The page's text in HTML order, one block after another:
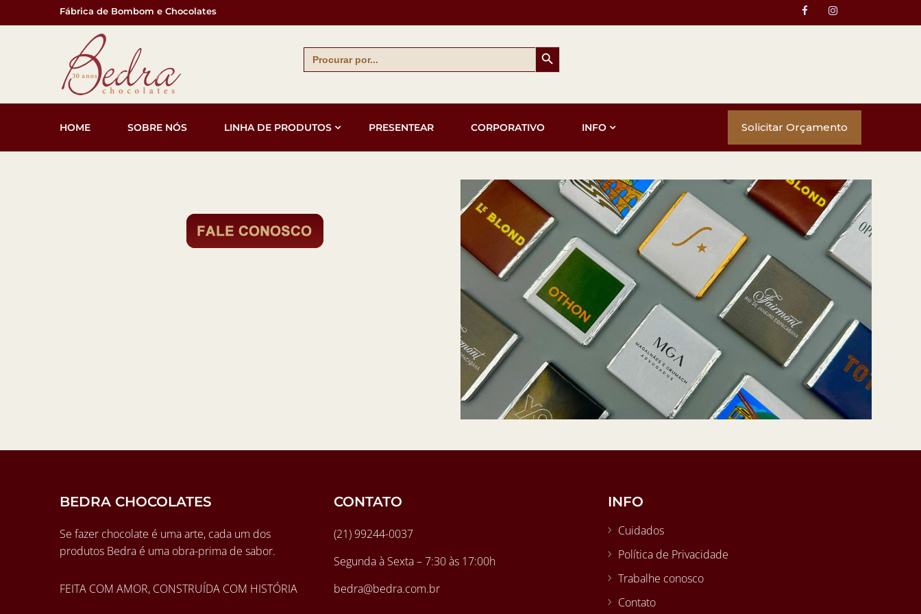
Fábrica de Bombom e Chocolates
Search
for:
Search Button
HOME SOBRE NÓS LINHA DE PRODUTOS PRESENTEAR CORPORATIVO INFO Solicitar Orçamento
BEDRA CHOCOLATES
Se fazer chocolate é uma arte, cada um dos
produtos Bedra é uma obra-prima de sabor.
FEITA COM AMOR, CONSTRUÍDA COM HISTÓRIA
CONTATO
(21) 99244-0037
Segunda à Sexta – 7:30 às 17:00h
bedra@bedra.com.br
INFO
Cuidados
Política de Privacidade
Trabalhe conosco
Contato